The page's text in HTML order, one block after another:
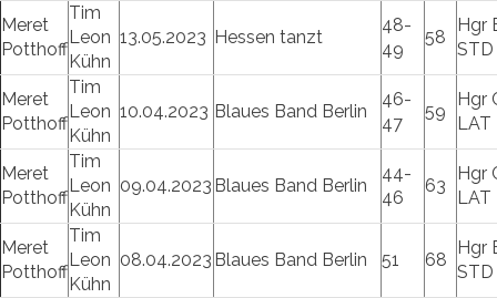
Meret
Potthoff
Tim
Leon
Kühn
13.05.2023 Hessen tanzt
48-
49
58
Hgr
STD
Meret
Potthoff
Tim
Leon
Kühn
10.04.2023 Blaues Band Berlin
46-
47
59
Hgr
LAT
Meret
Potthoff
Tim
Leon
Kühn
09.04.2023 Blaues Band Berlin
44-
46
63
Hgr
LAT
Meret
Potthoff
Tim
Leon
Kühn
08.04.2023 Blaues Band Berlin 51 68
Hgr
STD